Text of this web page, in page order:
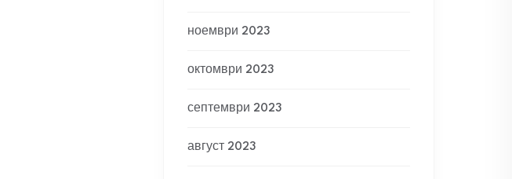
ноември 2023
октомври 2023
септември 2023
август 2023